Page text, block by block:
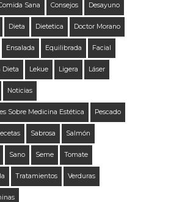
Sana Consejos Desayuno
Dieta Dietetica Doctor Morano
Ensalada Equilibrada Facial
Dieta Lekue Ligera Láser
Noticias
Sobre Medicina Estética Pescado
Sabrosa Salmón
Sano Seme Tomate
Tratamientos Verduras